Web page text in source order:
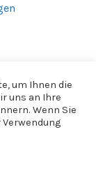
um Ihnen die
uns an Ihre
Wenn Sie